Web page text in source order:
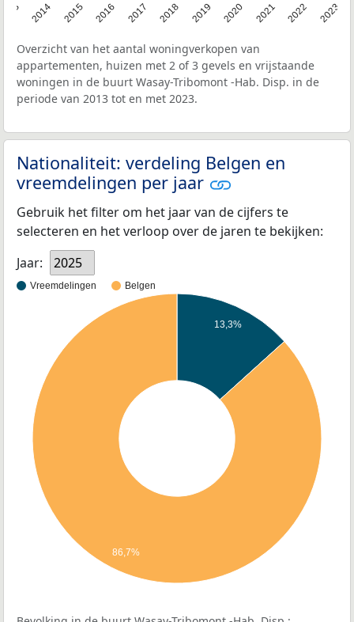
2014 2015 2016 2017 2018 2019 2020 2021 2022 2023
Overzicht van het aantal woningverkopen van
appartementen, huizen met 2 of 3 gevels en vrijstaande
woningen in de buurt Wasay-Tribomont -Hab. Disp. in de
periode van 2013 tot en met 2023.
Nationaliteit: verdeling Belgen en
vreemdelingen per jaar
Gebruik het filter om het jaar van de cijfers te
selecteren en het verloop over de jaren te bekijken:
Jaar:
2025
Vreemdelingen Belgen
13,3%
86,7%